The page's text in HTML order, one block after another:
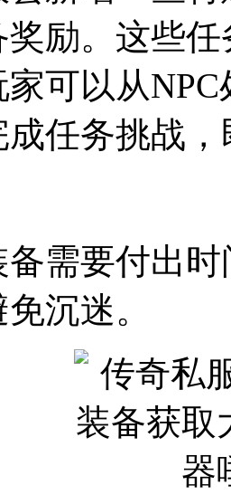
励。这些
家可以从
任务挑战
需要付出
沉迷。